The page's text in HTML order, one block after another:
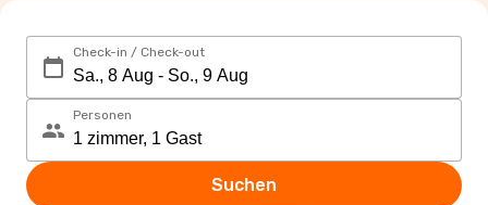
Check-in / Check-out
Personen
Suchen